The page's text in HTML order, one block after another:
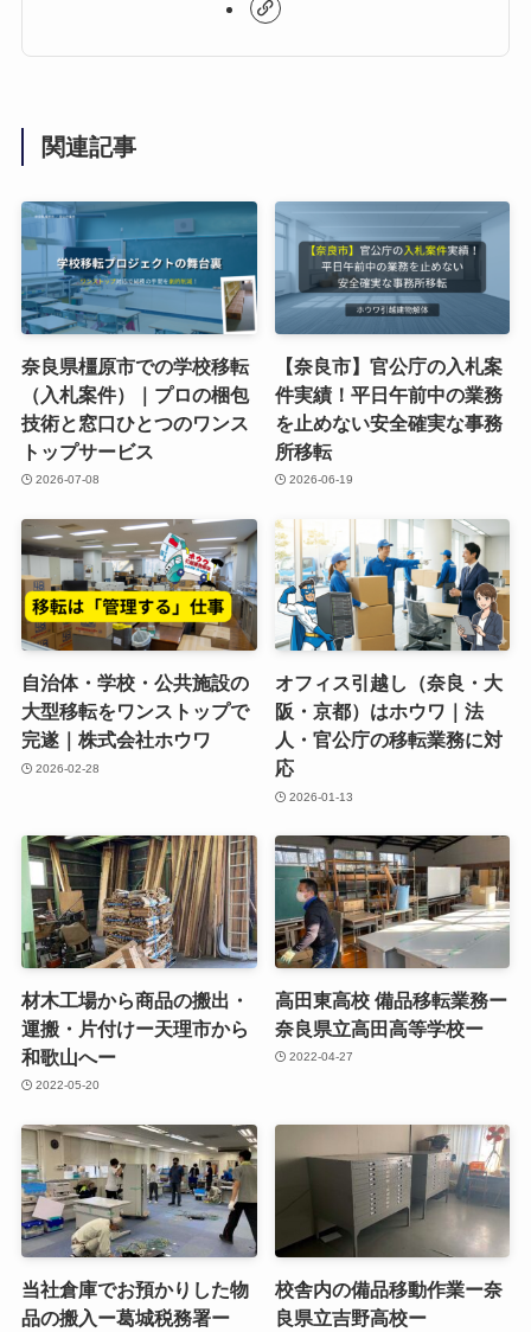
関連記事
奈良県橿原市での学校移転
（入札案件）｜プロの梱包
技術と窓口ひとつのワンス
トップサービス
2026-07-08
【奈良市】官公庁の入札案
件実績！平日午前中の業務
を止めない安全確実な事務
所移転
2026-06-19
自治体・学校・公共施設の
大型移転をワンストップで
完遂｜株式会社ホウワ
2026-02-28
オフィス引越し（奈良・大
阪・京都）はホウワ｜法
人・官公庁の移転業務に対
応
2026-01-13
材木工場から商品の搬出・
運搬・片付けー天理市から
和歌山へー
2022-05-20
高田東高校 備品移転業務ー
奈良県立高田高等学校ー
2022-04-27
当社倉庫でお預かりした物
品の搬入ー葛城税務署ー
校舎内の備品移動作業ー奈
良県立吉野高校ー